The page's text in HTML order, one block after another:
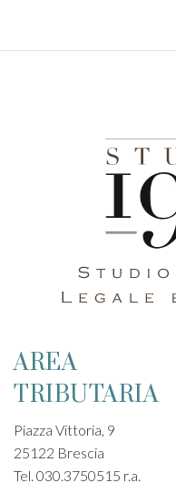
AREA
TRIBUTARIA
Piazza Vittoria, 9
25122 Brescia
Tel. 030.3750515 r.a.